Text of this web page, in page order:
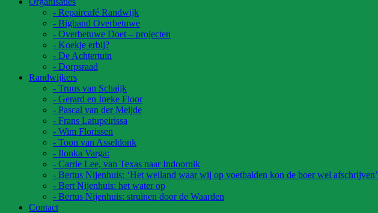
- Repaircafé Randwijk
- Bigband Overbetuwe
- Overbetuwe Doet – projecten
- Koekje erbij?
- De Achtertuin
- Dorpsraad
Randwijkers
- Truus van Schaijk
- Gerard en Ineke Floor
- Pascal van der Meijde
- Frans Latupeirissa
- Wim Florissen
- Toon van Asseldonk
- Ilonka Varga:
- Carrie Lee, van Texas naar Indoornik
- Bertus Nijenhuis: ‘Het weiland waar wij op voetbalden kon de boer wel afschrijven’
- Bert Nijenhuis: het water op
- Bertus Nijenhuis: struinen door de Waarden
Contact